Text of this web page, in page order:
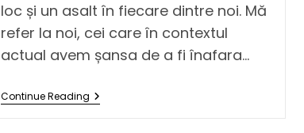
loc și un asalt în fiecare dintre noi. Mă
refer la noi, cei care în contextul
actual avem șansa de a fi înafara…
Continue Reading